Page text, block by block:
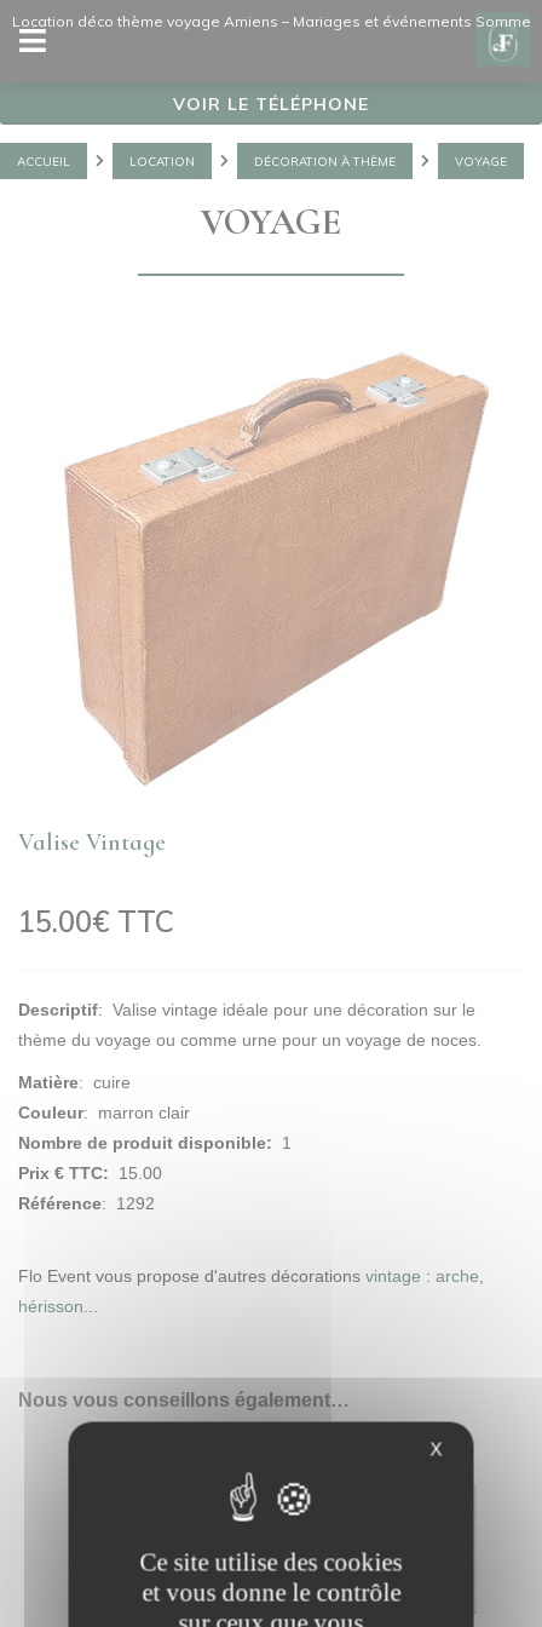
Location déco thème voyage Amiens – Mariages et événements Somme
VOIR LE TÉLÉPHONE
ACCUEIL LOCATION DÉCORATION À THÈME VOYAGE
VOYAGE
Valise Vintage
15.00€ TTC
Descriptif: Valise vintage idéale pour une décoration sur le
thème du voyage ou comme urne pour un voyage de noces.
Matière: cuire
Couleur: marron clair
Nombre de produit disponible: 1
Prix € TTC: 15.00
Référence: 1292
Flo Event vous propose d'autres décorations vintage : arche
hérisson
Nous vous conseillons également…
Panneau de gestion des cookies
X
Ce site utilise des cookies
et vous donne le contrôle